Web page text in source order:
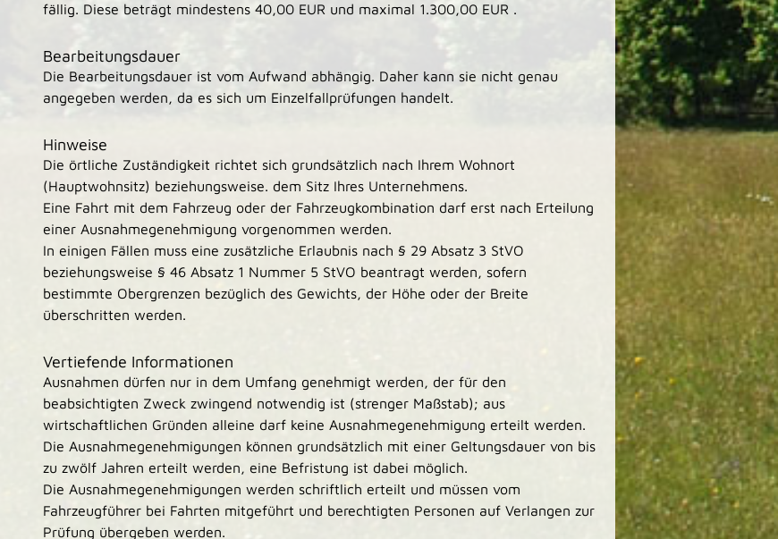
fällig. Diese beträgt mindestens 40,00 EUR und maximal 1.300,00 EUR .
Bearbeitungsdauer
Die Bearbeitungsdauer ist vom Aufwand abhängig. Daher kann sie nicht genau
angegeben werden, da es sich um Einzelfallprüfungen handelt.
Hinweise
Die örtliche Zuständigkeit richtet sich grundsätzlich nach Ihrem Wohnort
(Hauptwohnsitz) beziehungsweise. dem Sitz Ihres Unternehmens.
Eine Fahrt mit dem Fahrzeug oder der Fahrzeugkombination darf erst nach Erteilung
einer Ausnahmegenehmigung vorgenommen werden.
In einigen Fällen muss eine zusätzliche Erlaubnis nach § 29 Absatz 3 StVO
beziehungsweise § 46 Absatz 1 Nummer 5 StVO beantragt werden, sofern
bestimmte Obergrenzen bezüglich des Gewichts, der Höhe oder der Breite
überschritten werden.
Vertiefende Informationen
Ausnahmen dürfen nur in dem Umfang genehmigt werden, der für den
beabsichtigten Zweck zwingend notwendig ist (strenger Maßstab); aus
wirtschaftlichen Gründen alleine darf keine Ausnahmegenehmigung erteilt werden.
Die Ausnahmegenehmigungen können grundsätzlich mit einer Geltungsdauer von bis
zu zwölf Jahren erteilt werden, eine Befristung ist dabei möglich.
Die Ausnahmegenehmigungen werden schriftlich erteilt und müssen vom
Fahrzeugführer bei Fahrten mitgeführt und berechtigten Personen auf Verlangen zur
Prüfung übergeben werden.